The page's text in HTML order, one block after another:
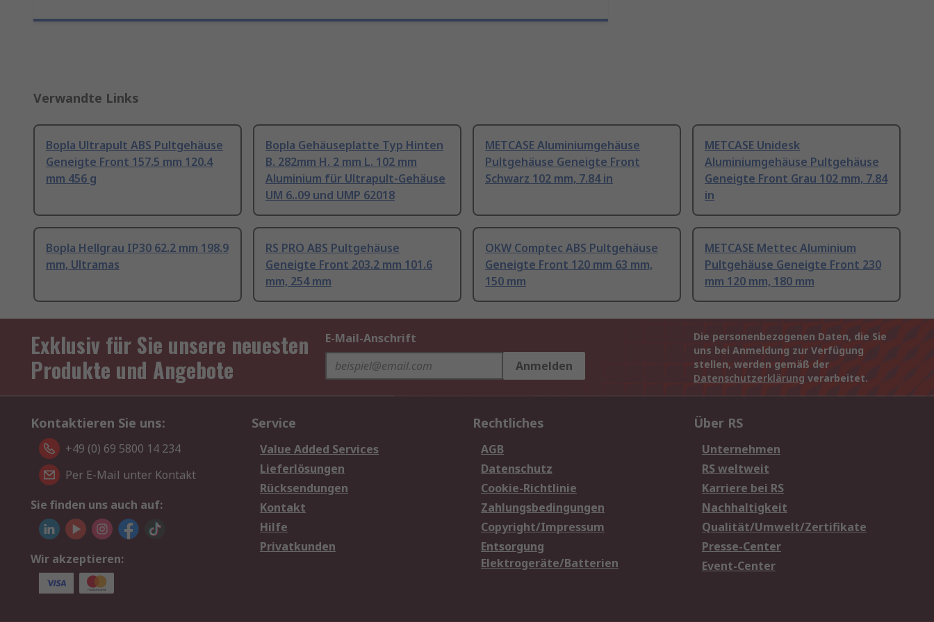
Verwandte Links
Bopla Ultrapult ABS Pultgehäuse
Geneigte Front 157.5 mm 120.4
mm 456 g
Bopla Gehäuseplatte Typ Hinten
B. 282mm H. 2 mm L. 102 mm
Aluminium für Ultrapult-Gehäuse
UM 6..09 und UMP 62018
METCASE Aluminiumgehäuse
Pultgehäuse Geneigte Front
Schwarz 102 mm, 7.84 in
METCASE Unidesk
Aluminiumgehäuse Pultgehäuse
Geneigte Front Grau 102 mm, 7.84
in
Bopla Hellgrau IP30 62.2 mm 198.9
mm, Ultramas
RS PRO ABS Pultgehäuse
Geneigte Front 203.2 mm 101.6
mm, 254 mm
OKW Comptec ABS Pultgehäuse
Geneigte Front 120 mm 63 mm,
150 mm
METCASE Mettec Aluminium
Pultgehäuse Geneigte Front 230
mm 120 mm, 180 mm
Exklusiv für Sie unsere neuesten
Produkte und Angebote
E-Mail-Anschrift
Anmelden
Die personenbezogenen Daten, die Sie
uns bei Anmeldung zur Verfügung
stellen, werden gemäß der
Datenschutzerklärung verarbeitet.
Kontaktieren Sie uns:
+49 (0) 69 5800 14 234
Per E-Mail unter Kontakt
Sie finden uns auch auf:
Wir akzeptieren:
Service
Value Added Services
Lieferlösungen
Rücksendungen
Kontakt
Hilfe
Privatkunden
Rechtliches
AGB
Datenschutz
Cookie-Richtlinie
Zahlungsbedingungen
Copyright/Impressum
Entsorgung
Elektrogeräte/Batterien
Über RS
Unternehmen
RS weltweit
Karriere bei RS
Nachhaltigkeit
Qualität/Umwelt/Zertifikate
Presse-Center
Event-Center